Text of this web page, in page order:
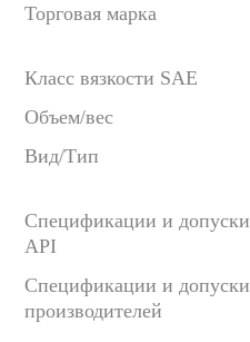
Торговая марка
Класс вязкости SAE
Объем/вес
Вид/Тип
Спецификации и допуски
API
Спецификации и допуски
производителей